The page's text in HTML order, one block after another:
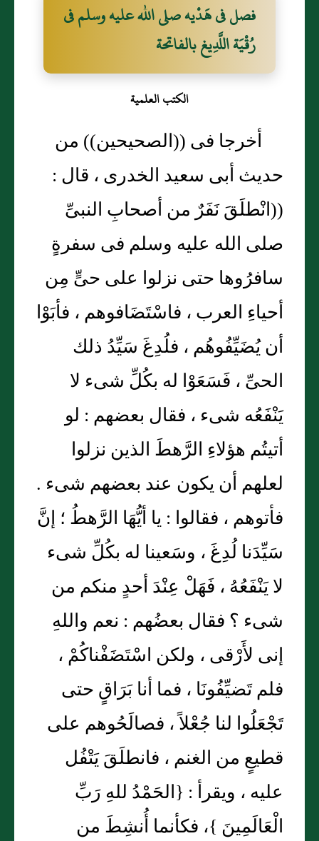
فصل فى هَدْيه صلى الله عليه وسلم فى
رُقْيَة اللَّدِيغ بالفاتحة
الكتب العلمية
أخرجا فى ((الصحيحين)) من
حديث أبى سعيد الخدرى ، قال :
((انْطلَقَ نَفَرٌ من أصحابِ النبىِّ
صلى الله عليه وسلم فى سفرةٍ
سافرُوها حتى نزلوا على حىٍّ مِن
أحياءِ العرب ، فاسْتَضَافوهم ، فأبَوْا
أن يُضَيِّفُوهُم ، فلُدِغَ سَيِّدُ ذلك
الحىِّ ، فَسَعَوْا له بكُلِّ شىء لا
يَنْفَعُه شىء ، فقال بعضهم : لو
أتيتُم هؤلاءِ الرَّهطَ الذين نزلوا
لعلهم أن يكون عند بعضهم شىء .
فأتوهم ، فقالوا : يا أيُّهَا الرَّهطُ ؛ إنَّ
سَيِّدَنا لُدِغَ ، وسَعينا له بكُلِّ شىء
لا يَنْفَعُهُ ، فَهَلْ عِنْدَ أحدٍ منكم من
شىء ؟ فقال بعضُهم : نعم واللهِ
إنى لأَرْقى ، ولكن اسْتَضَفْناكُمْ ،
فلم تَضيِّفُونَا ، فما أنا بَرَاقٍ حتى
تَجْعَلُوا لنا جُعْلاً ، فصالَحُوهم على
قطيعٍ من الغنم ، فانطلَقَ يَتْفُل
عليه ، ويقرأ : {الحَمْدُ للهِ رَبِّ
الْعَالَمِينَ }، فكأنما أُنشِطَ من